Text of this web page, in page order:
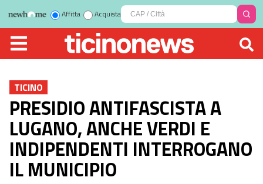
Affitta Acquista
TICINO
PRESIDIO ANTIFASCISTA A
LUGANO, ANCHE VERDI E
INDIPENDENTI INTERROGANO
IL MUNICIPIO